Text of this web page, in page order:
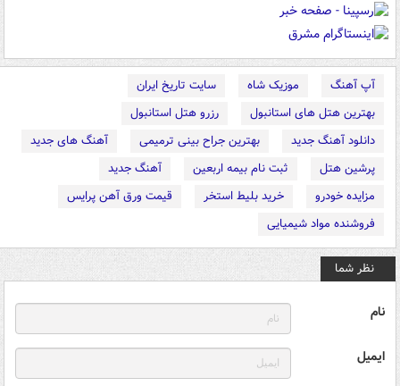
آپ آهنگ موزیک شاه
سایت تاریخ ایران
بهترین هتل های استانبول
رزرو هتل استانبول
دانلود آهنگ جدید
بهترین جراح بینی ترمیمی
آهنگ های جدید
پرشین هتل
ثبت نام بیمه اربعین
آهنگ جدید
مزایده خودرو
خرید بلیط استخر
قیمت ورق آهن پرایس
فروشنده مواد شیمیایی
نظر شما
نام
ایمیل